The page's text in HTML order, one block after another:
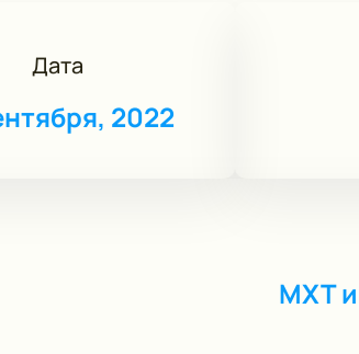
Дата
2022
МХТ